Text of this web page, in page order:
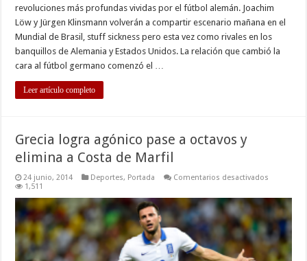
revoluciones más profundas vividas por el fútbol alemán. Joachim
Löw y Jürgen Klinsmann volverán a compartir escenario mañana en el
Mundial de Brasil, stuff sickness pero esta vez como rivales en los
banquillos de Alemania y Estados Unidos. La relación que cambió la
cara al fútbol germano comenzó el …
Leer artículo completo
Grecia logra agónico pase a octavos y
elimina a Costa de Marfil
24 junio, 2014 Deportes, Portada Comentarios desactivados
agónico
pase
a
octavos
y
elimina
1,511